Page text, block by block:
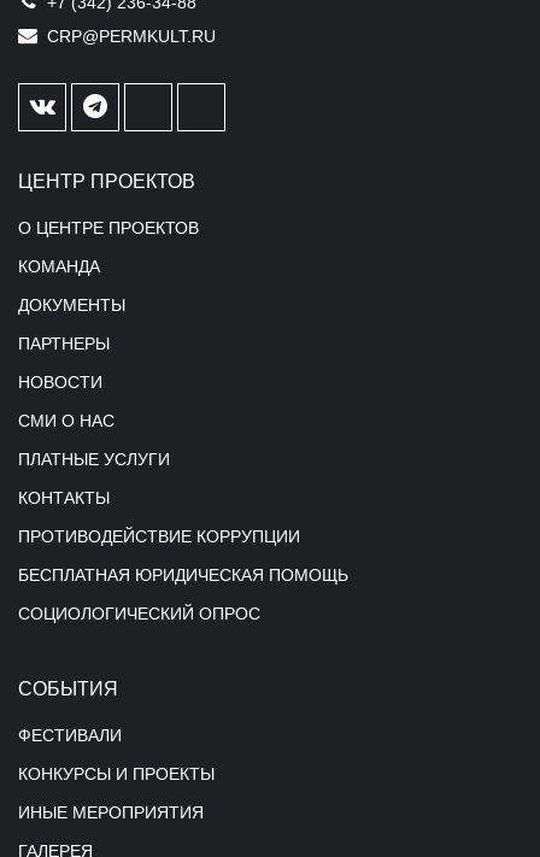
CRP@PERMKULT.RU
ЦЕНТР ПРОЕКТОВ
О ЦЕНТРЕ ПРОЕКТОВ
КОМАНДА
ДОКУМЕНТЫ
ПАРТНЕРЫ
НОВОСТИ
СМИ О НАС
ПЛАТНЫЕ УСЛУГИ
КОНТАКТЫ
ПРОТИВОДЕЙСТВИЕ КОРРУПЦИИ
БЕСПЛАТНАЯ ЮРИДИЧЕСКАЯ ПОМОЩЬ
СОЦИОЛОГИЧЕСКИЙ ОПРОС
СОБЫТИЯ
ФЕСТИВАЛИ
КОНКУРСЫ И ПРОЕКТЫ
ИНЫЕ МЕРОПРИЯТИЯ
ГАЛЕРЕЯ